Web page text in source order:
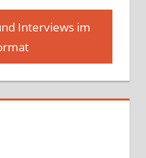
Interviews im